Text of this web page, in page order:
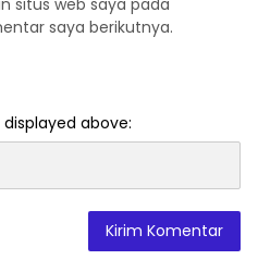
saya berikutnya.
above: